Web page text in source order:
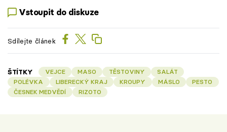
Vstoupit do diskuze
Sdílejte článek
ŠTÍTKY VEJCE MASO TĚSTOVINY
SALÁT
POLÉVKA
LIBERECKÝ KRAJ KROUPY MÁSLO
PESTO
ČESNEK MEDVĚDÍ
RIZOTO